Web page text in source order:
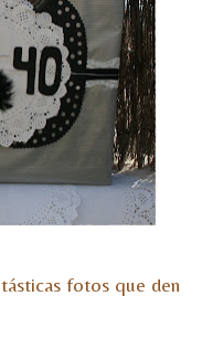
fotos que den